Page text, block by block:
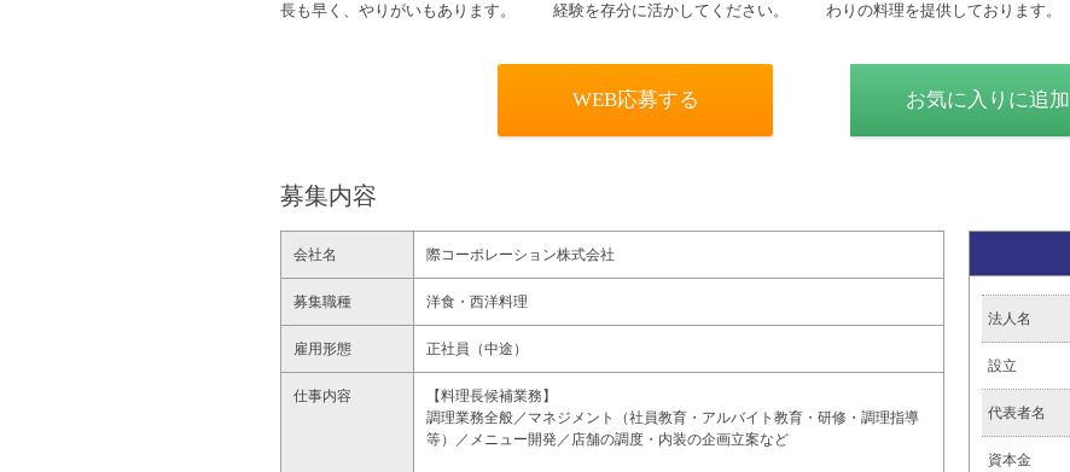
長も早く、やりがいもあります。
経験を存分に活かしてください。
わりの料理を提供しております。
WEB応募する お気に入りに追加
募集内容
会社名 際コーポレーション株式会社
募集職種 洋食・西洋料理
雇用形態 正社員（中途）
仕事内容
【料理長候補業務】
調理業務全般／マネジメント（社員教育・アルバイト教育・研修・調理指導
等）／メニュー開発／店舗の調度・内装の企画立案など
法人名
設立
代表者名
資本金